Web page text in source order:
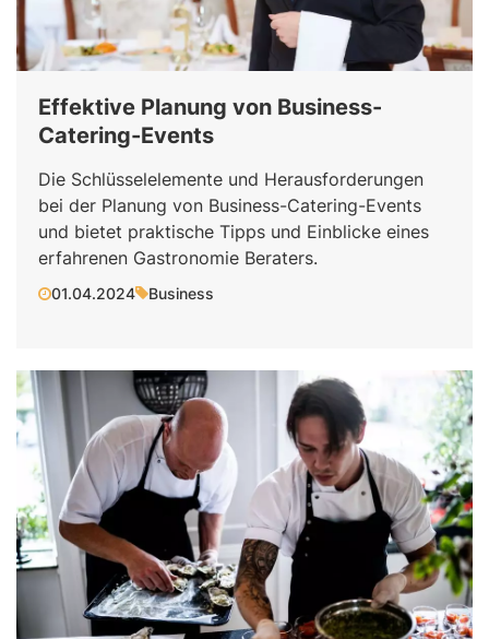
Effektive Planung von Business-
Catering-Events
Die Schlüsselelemente und Herausforderungen
bei der Planung von Business-Catering-Events
und bietet praktische Tipps und Einblicke eines
erfahrenen Gastronomie Beraters.
01.04.2024 Business